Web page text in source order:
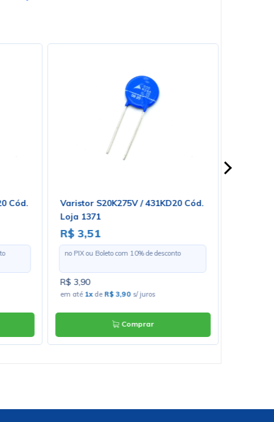
Cód.
Varistor S20K275V / 431KD20 Cód.
Loja 1371
R$ 3,51
no PIX ou Boleto com 10% de desconto
R$ 3,90
em até 1xde R$ 3,90 s/ juros
Comprar